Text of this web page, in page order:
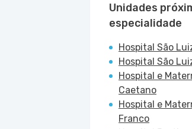
Unidades
especialidade
Hospital São
Hospital São
Hospital e
Caetano
Hospital e
Franco